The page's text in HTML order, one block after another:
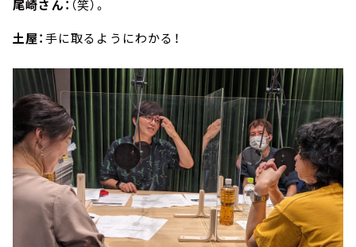
尾崎さん： （笑）。
土屋：手に取るようにわかる！